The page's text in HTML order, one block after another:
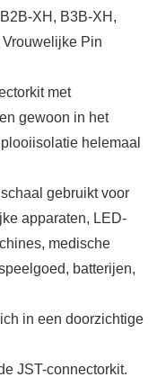
XH, B3B-XH,
Pin
met
gewoon in het
helemaal
gebruikt voor
apparaten, LED-
medische
batterijen,
in een doorzichtige
JST-connectorkit.